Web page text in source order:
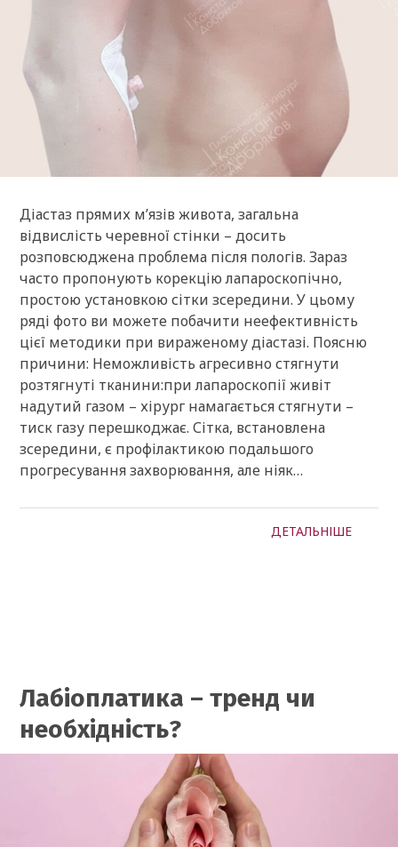
Діастаз прямих м’язів живота, загальна
відвислість черевної стінки – досить
розповсюджена проблема після пологів. Зараз
часто пропонують корекцію лапароскопічно,
простою установкою сітки зсередини. У цьому
ряді фото ви можете побачити неефективність
цієї методики при вираженому діастазі. Поясню
причини: Неможливість агресивно стягнути
розтягнуті тканини:при лапароскопії живіт
надутий газом – хірург намагається стягнути –
тиск газу перешкоджає. Сітка, встановлена
зсередини, є профілактикою подальшого
прогресування захворювання, але ніяк…
ДЕТАЛЬНІШЕ
Лабіоплатика – тренд чи
необхідність?